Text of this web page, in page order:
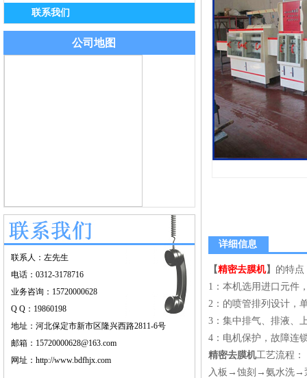
联系我们
公司地图
联系人：左先生
电话：0312-3178716
业务咨询：15720000628
Q Q：19860198
地址：河北保定市新市区隆兴西路2811-6号
邮箱：15720000628@163.com
网址： http://www.bdfhjx.com
详细信息
【精密去膜机】 的特点
1：本机选用进口元件
2：的喷管排列设计，
3：集中排气、排液、
4：电机保护，故障连
精密去膜机工艺流程：
入板→蚀刻→氨水洗→